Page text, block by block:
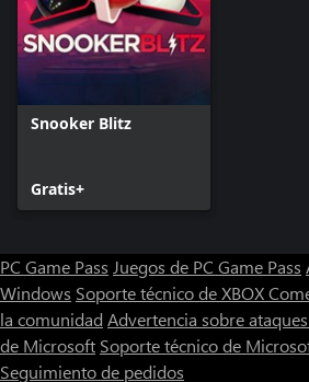
Snooker Blitz
Gratis+
PC Game Pass Juegos de PC Game Pass
Windows Soporte técnico de XBOX
la comunidad Advertencia sobre
de Microsoft Soporte técnico de
Seguimiento de pedidos